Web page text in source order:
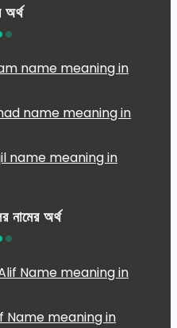
অর্থ
name meaning in
name meaning in
name meaning in
নামের অর্থ
Name meaning in